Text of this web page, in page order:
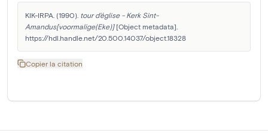
KIK-IRPA. (1990). tour d'église - Kerk Sint-
Amandus[voormalige(Eke)] [Object metadata].
https://hdl.handle.net/20.500.14037/object.18328
Copier la citation